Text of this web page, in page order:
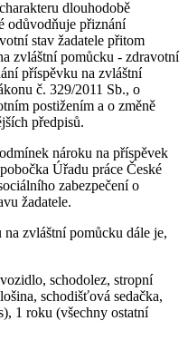
dlouhodobě
odůvodňuje přiznání
stav žadatele přitom
zvláštní pomůcku - zdravotní
příspěvku na zvláštní
č. 329/2011 Sb., o
postižením a o změně
předpisů.
nároku na příspěvek
Úřadu práce České
zabezpečení o
žadatele.
zvláštní pomůcku dále je,
schodolez, stropní
schodišťová sedačka,
1 roku (všechny ostatní